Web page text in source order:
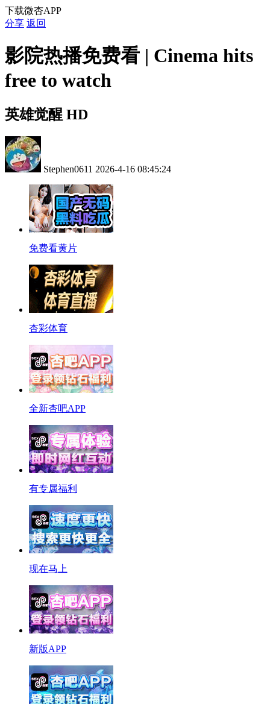
下载微杏APP
分享 返回
影院热播免费看 | Cinema hits
free to watch
英雄觉醒 HD
Stephen0611 2026-4-16 08:45:24
免费看黄片
杏彩体育
全新杏吧APP
有专属福利
现在马上
新版APP